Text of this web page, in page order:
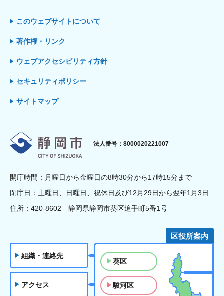
このウェブサイトについて
著作権・リンク
ウェブアクセシビリティ方針
セキュリティポリシー
サイトマップ
静岡市
法人番号：8000020221007
開庁時間：月曜日から金曜日の8時30分から17時15分まで
閉庁日：土曜日、日曜日、祝休日及び12月29日から翌年1月3日
住所：420-8602 静岡県静岡市葵区追手町5番1号
組織・連絡先
アクセス
区役所案内
葵区
駿河区